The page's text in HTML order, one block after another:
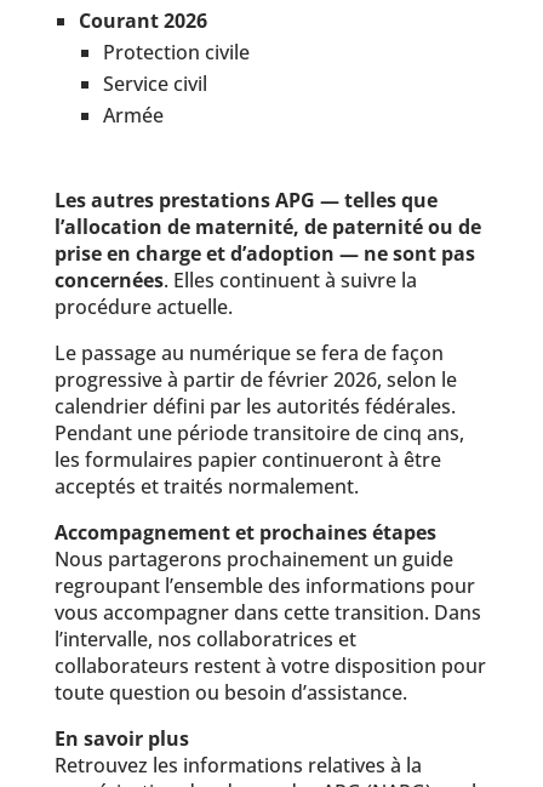
Courant 2026
Protection civile
Service civil
Armée
Les autres prestations APG — telles que
l’allocation de maternité, de paternité ou de
prise en charge et d’adoption — ne sont pas
concernées. Elles continuent à suivre la
procédure actuelle.
Le passage au numérique se fera de façon
progressive à partir de février 2026, selon le
calendrier défini par les autorités fédérales.
Pendant une période transitoire de cinq ans,
les formulaires papier continueront à être
acceptés et traités normalement.
Accompagnement et prochaines étapes
Nous partagerons prochainement un guide
regroupant l’ensemble des informations pour
vous accompagner dans cette transition. Dans
l’intervalle, nos collaboratrices et
collaborateurs restent à votre disposition pour
toute question ou besoin d’assistance.
En savoir plus
Retrouvez les informations relatives à la